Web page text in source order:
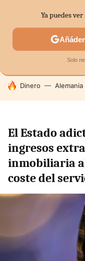
SECTORES
HOY SE HABLA DE
Dinero Alemania
El Estado
ingresos
inmobiliaria
coste del
Ya puedes ver
Solo